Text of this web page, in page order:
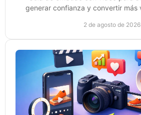
generar confianza y convertir más
2 de agosto de 2026